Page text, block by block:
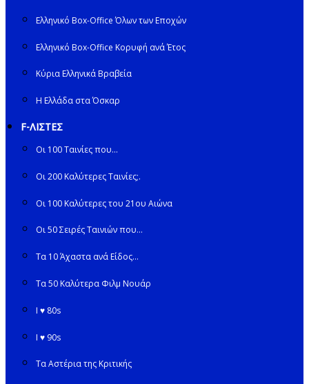
Ελληνικό Box-Office Όλων των Εποχών
Ελληνικό Box-Office Κορυφή ανά Έτος
Κύρια Ελληνικά Βραβεία
Η Ελλάδα στα Όσκαρ
F-ΛΙΣΤΕΣ
Οι 100 Ταινίες που…
Οι 200 Καλύτερες Ταινίες;.
Οι 100 Καλύτερες του 21ου Αιώνα
Οι 50 Σειρές Ταινιών που…
Τα 10 Άχαστα ανά Είδος…
Τα 50 Καλύτερα Φιλμ Νουάρ
I ♥ 80s
I ♥ 90s
Τα Αστέρια της Κριτικής